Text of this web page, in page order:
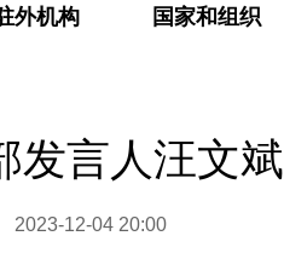
外机构 国家和组织
发言人汪文
2023-12-04 20:00